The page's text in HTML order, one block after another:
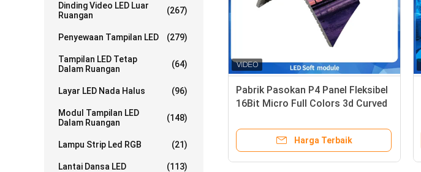
Dinding Video LED Luar
Ruangan
(267)
Penyewaan Tampilan LED (279)
Tampilan LED Tetap
Dalam Ruangan
(64)
Layar LED Nada Halus (96)
Modul Tampilan LED
Dalam Ruangan
(148)
Lampu Strip Led RGB (21)
Lantai Dansa LED (113)
Pabrik Pasokan P4 Panel Fleksibel
16Bit Micro Full Colors 3d Curved
Iklan Komersial 6W Led Screen
Harga Terbaik